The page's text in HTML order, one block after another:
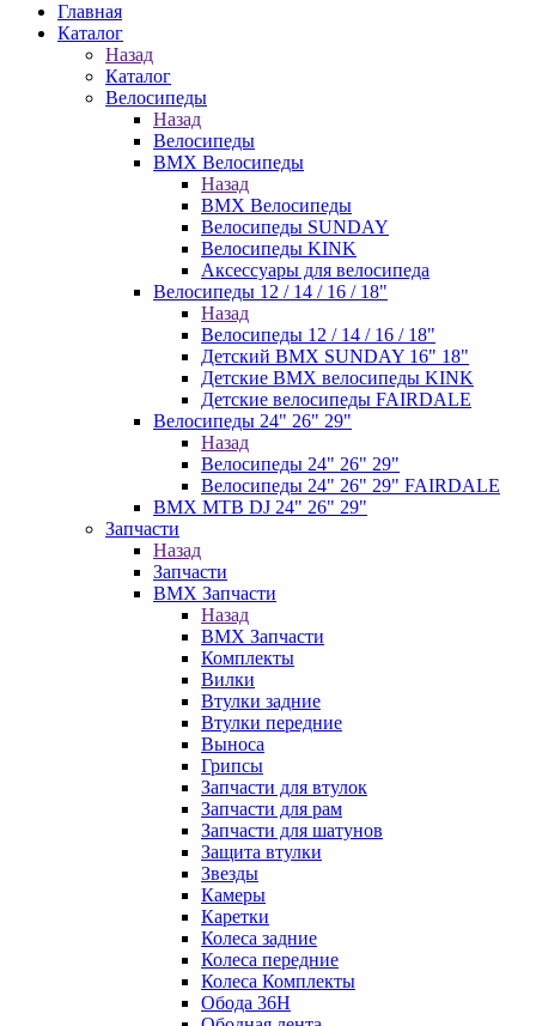
Главная
Каталог
Назад
Каталог
Велосипеды
Назад
Велосипеды
BMX Велосипеды
Назад
BMX Велосипеды
Велосипеды SUNDAY
Велосипеды KINK
Аксессуары для велосипеда
Велосипеды 12 / 14 / 16 / 18"
Назад
Велосипеды 12 / 14 / 16 / 18"
Детский BMX SUNDAY 16" 18"
Детские BMX велосипеды KINK
Детские велосипеды FAIRDALE
Велосипеды 24" 26" 29"
Назад
Велосипеды 24" 26" 29"
Велосипеды 24" 26" 29" FAIRDALE
BMX MTB DJ 24" 26" 29"
Запчасти
Назад
Запчасти
BMX Запчасти
Назад
BMX Запчасти
Комплекты
Вилки
Втулки задние
Втулки передние
Выноса
Грипсы
Запчасти для втулок
Запчасти для рам
Запчасти для шатунов
Защита втулки
Звезды
Камеры
Каретки
Колеса задние
Колеса передние
Колеса Комплекты
Обода 36H